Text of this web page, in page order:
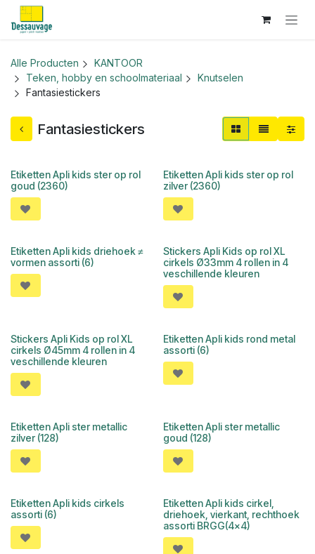
Overslaan naar inhoud
Alle Producten
KANTOOR
Teken, hobby en schoolmateriaal
Knutselen
Fantasiestickers
Fantasiestickers
Etiketten Apli kids ster op rol
goud (2360)
Etiketten Apli kids ster op rol
zilver (2360)
Etiketten Apli kids driehoek ≠
vormen assorti (6)
Stickers Apli Kids op rol XL
cirkels Ø33mm 4 rollen in 4
veschillende kleuren
Stickers Apli Kids op rol XL
cirkels Ø45mm 4 rollen in 4
veschillende kleuren
Etiketten Apli kids rond metal
assorti (6)
Etiketten Apli ster metallic
zilver (128)
Etiketten Apli ster metallic
goud (128)
Etiketten Apli kids cirkels
assorti (6)
Etiketten Apli kids cirkel,
driehoek, vierkant, rechthoek
assorti BRGG(4x4)